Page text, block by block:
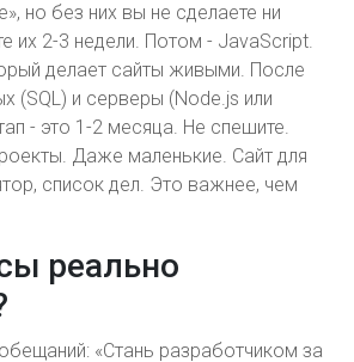
но без них вы не сделаете ни
их 2-3 недели. Потом - JavaScript.
делает сайты живыми. После
(SQL) и серверы (Node.js или
- это 1-2 месяца. Не спешите.
Даже маленькие. Сайт для
список дел. Это важнее, чем
реально
«Стань разработчиком за